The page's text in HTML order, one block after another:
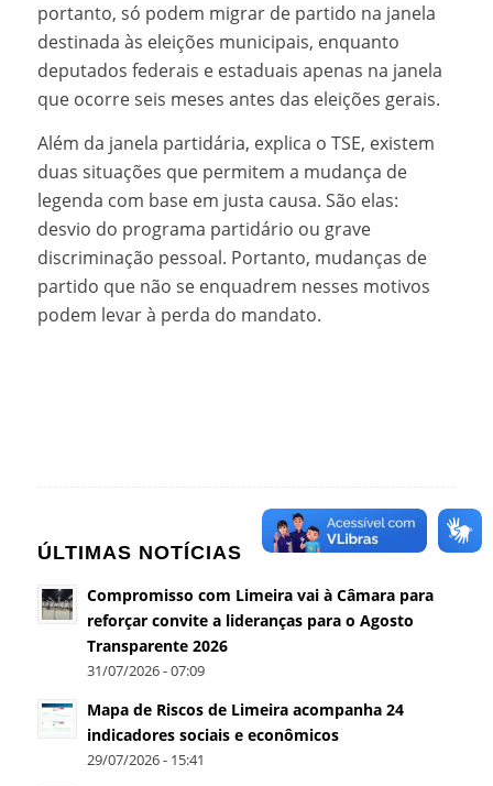
portanto, só podem migrar de partido na janela
destinada às eleições municipais, enquanto
deputados federais e estaduais apenas na janela
que ocorre seis meses antes das eleições gerais.
Além da janela partidária, explica o TSE, existem
duas situações que permitem a mudança de
legenda com base em justa causa. São elas:
desvio do programa partidário ou grave
discriminação pessoal. Portanto, mudanças de
partido que não se enquadrem nesses motivos
podem levar à perda do mandato.
ÚLTIMAS NOTÍCIAS
Compromisso com Limeira vai à Câmara para
reforçar convite a lideranças para o Agosto
Transparente 2026
31/07/2026 - 07:09
Mapa de Riscos de Limeira acompanha 24
indicadores sociais e econômicos
29/07/2026 - 15:41